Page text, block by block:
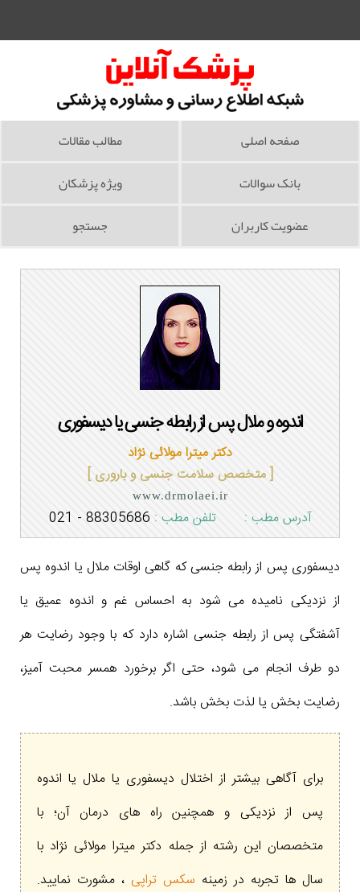
صفحه اصلی
مطالب مقالات
بانک سوالات
ویژه پزشکان
عضویت کاربران
جستجو
اندوه و ملال پس از رابطه جنسی یا دیسفوری
دکتر میترا مولائی نژاد
[ متخصص سلامت جنسی و باروری ]
www.drmolaei.ir
آدرس مطب : تلفن مطب : 88305686 - 021
دیسفوری پس از رابطه جنسی که گاهی اوقات ملال یا اندوه پس
از نزدیکی نامیده می شود به احساس غم و اندوه عمیق یا
آشفتگی پس از رابطه جنسی اشاره دارد که با وجود رضایت هر
دو طرف انجام می شود، حتی اگر برخورد همسر محبت آمیز،
رضایت بخش یا لذت بخش باشد.
برای آگاهی بیشتر از اختلال دیسفوری یا ملال یا اندوه
پس از نزدیکی و همچنین راه های درمان آن؛ با
متخصصان این رشته از جمله دکتر میترا مولائی نژاد با
سال ها تجربه در زمینه سکس تراپی ، مشورت نمایید.